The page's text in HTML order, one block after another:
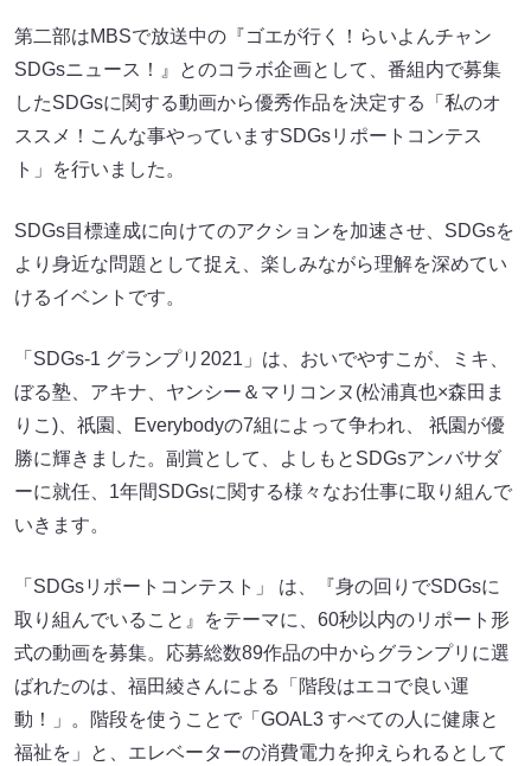
第二部はMBSで放送中の『ゴエが行く！らいよんチャン
SDGsニュース！』とのコラボ企画として、番組内で募集
したSDGsに関する動画から優秀作品を決定する「私のオ
ススメ！こんな事やっていますSDGsリポートコンテス
ト」を行いました。
SDGs目標達成に向けてのアクションを加速させ、SDGsを
より身近な問題として捉え、楽しみながら理解を深めてい
けるイベントです。
「SDGs-1 グランプリ2021」は、おいでやすこが、ミキ、
ぼる塾、アキナ、ヤンシー＆マリコンヌ(松浦真也×森田ま
りこ)、祇園、Everybodyの7組によって争われ、 祇園が優
勝に輝きました。副賞として、よしもとSDGsアンバサダ
ーに就任、1年間SDGsに関する様々なお仕事に取り組んで
いきます。
「SDGsリポートコンテスト」 は、『身の回りでSDGsに
取り組んでいること』をテーマに、60秒以内のリポート形
式の動画を募集。応募総数89作品の中からグランプリに選
ばれたのは、福田綾さんによる「階段はエコで良い運
動！」。階段を使うことで「GOAL3 すべての人に健康と
福祉を」と、エレベーターの消費電力を抑えられるとして